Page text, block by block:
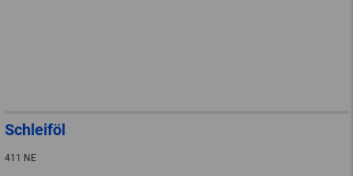
Schleiföl
411 NE